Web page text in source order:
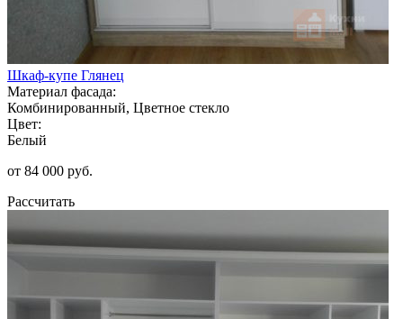
Шкаф-купе Глянец
Материал фасада:
Комбинированный, Цветное стекло
Цвет:
Белый
от 84 000 руб.
Рассчитать